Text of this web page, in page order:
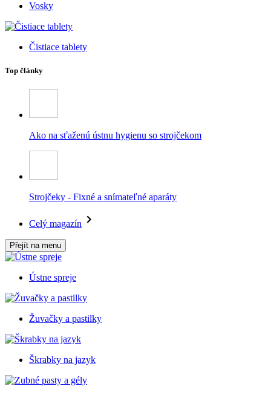
Vosky
Čistiace tablety
Top články
Ako na sťaženú ústnu hygienu so strojčekom
Strojčeky - Fixné a snímateľné aparáty
Celý magazín
Přejít na menu
Ústne spreje
Žuvačky a pastilky
Škrabky na jazyk